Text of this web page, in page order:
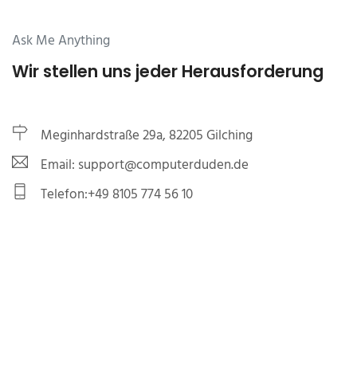
Ask Me Anything
Wir stellen uns jeder Herausforderung
Meginhardstraße 29a, 82205 Gilching
Email: support@computerduden.de
Telefon:+49 8105 774 56 10